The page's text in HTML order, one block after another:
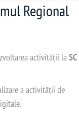
Regional
activității laSC
a activității de